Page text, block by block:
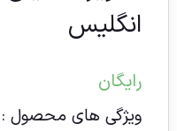
انگلیس
رایگان
ویژگی های محصول :